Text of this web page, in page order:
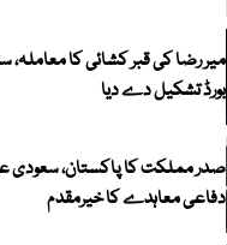
میر رضا کی قبر کشائی کا
بورڈ تشکیل دے دیا
صدر مملکت کا پاکستان، سعودی
دفاعی معاہدے کا خیرمقدم